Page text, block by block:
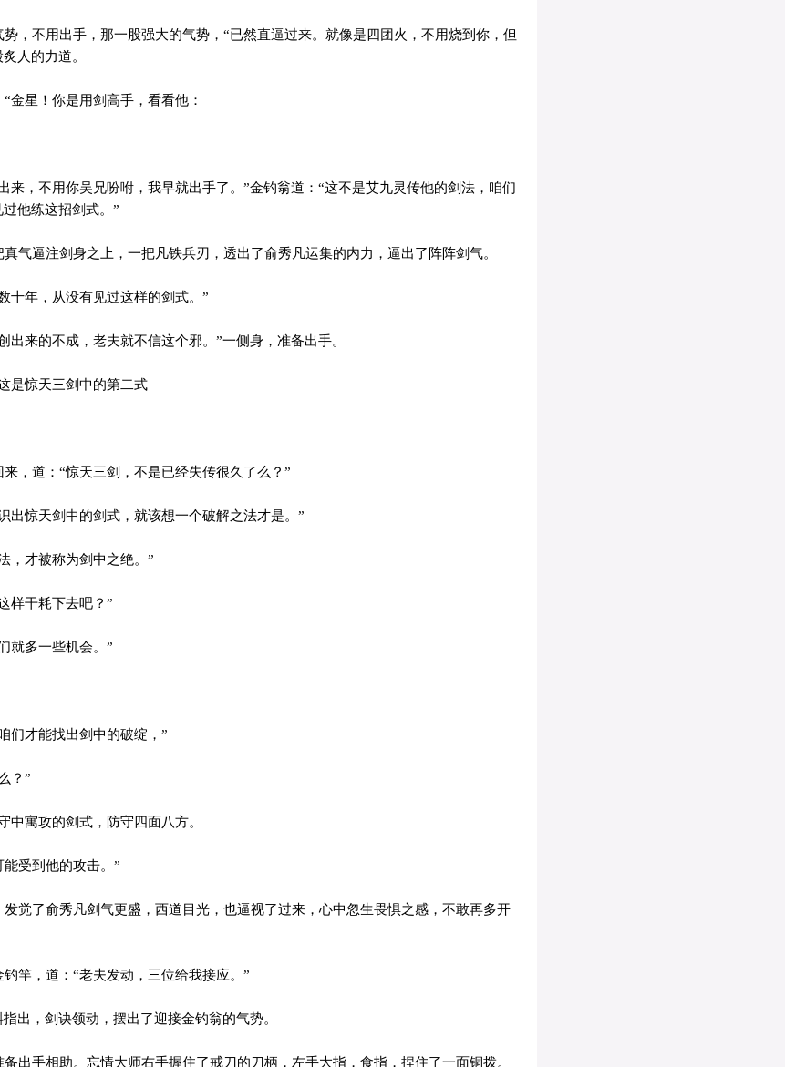
，不用出手，那一股强大的气势，“已然直逼过来。就像是四团火，不用烧到你，但
人的力道。
星！你是用剑高手，看看他：
，不用你吴兄吩咐，我早就出手了。”金钓翁道：“这不是艾九灵传他的剑法，咱们
他练这招剑式。”
气逼注剑身之上，一把凡铁兵刃，透出了俞秀凡运集的内力，逼出了阵阵剑气。
十年，从没有见过这样的剑式。”
来的不成，老夫就不信这个邪。”一侧身，准备出手。
是惊天三剑中的第二式
，道：“惊天三剑，不是已经失传很久了么？”
出惊天剑中的剑式，就该想一个破解之法才是。”
，才被称为剑中之绝。”
样干耗下去吧？”
就多一些机会。”
们才能找出剑中的破绽，”
？”
寓攻的剑式，防守四面八方。
受到他的攻击。”
觉了俞秀凡剑气更盛，西道目光，也逼视了过来，心中忽生畏惧之感，不敢再多开
竿，道：“老夫发动，三位给我接应。”
出，剑诀领动，摆出了迎接金钓翁的气势。
出手相助。忘情大师右手握住了戒刀的刀柄，左手大指，食指，捏住了一面铜拨。